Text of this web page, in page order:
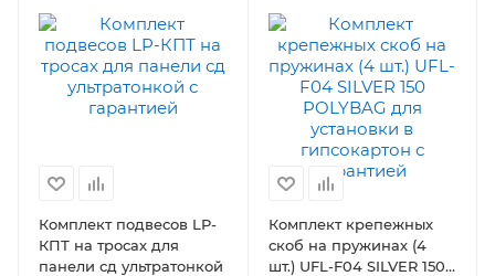
Комплект подвесов LP-
КПТ на тросах для
панели сд ультратонкой
Комплект крепежных
скоб на пружинах (4
шт.) UFL-F04 SILVER 150